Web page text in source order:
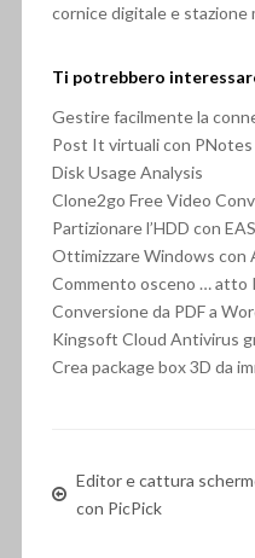
cornice digitale e stazione
Ti potrebbero
Gestire facilmente la
Post It virtuali con PNotes
Disk Usage Analysis
Clone2go Free Video
Partizionare l’HDD con
Ottimizzare Windows con
Commento osceno … atto
Conversione da PDF a
Kingsoft Cloud Antivirus
Crea package box 3D da
Editor e cattura
con PicPick